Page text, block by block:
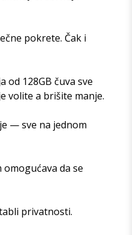
pokrete. Čak i
od 128GB čuva sve
volite a brišite manje.
— sve na jednom
da se
privatnosti.